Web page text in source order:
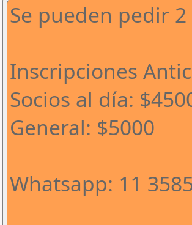
Se pueden pedir
Inscripciones
Socios al día:
General: $5000
Whatsapp: 11